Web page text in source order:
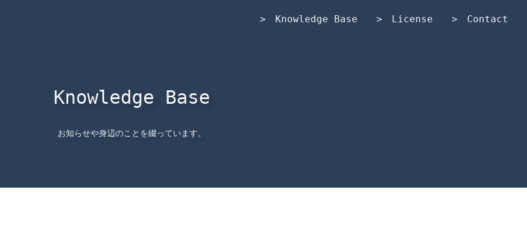
Knowledge Base License Contact
Knowledge Base
お知らせや身辺のことを綴っています。